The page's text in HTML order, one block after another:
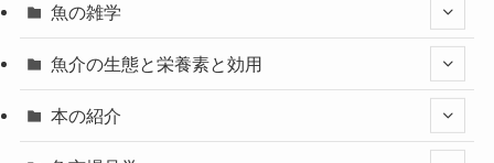
魚の雑学
魚介の生態と栄養素と効用
本の紹介